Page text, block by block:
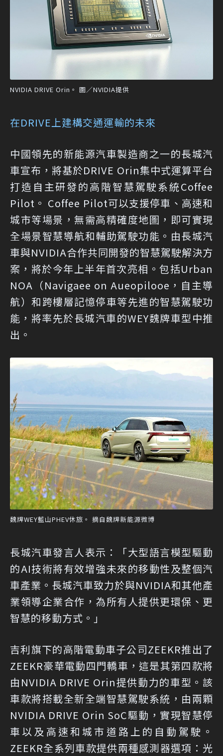
NVIDIA DRIVE Orin。 圖／NVIDIA提供
在DRIVE上建構交通運輸的未來
中國領先的新能源汽車製造商之一的長城汽
車宣布，將基於DRIVE Orin集中式運算平台
打造自主研發的高階智慧駕駛系統Coffee
Pilot。 Coffee Pilot可以支援停車、高速和
城市等場景，無需高精確度地圖，即可實現
全場景智慧導航和輔助駕駛功能。由長城汽
車與NVIDIA合作共同開發的智慧駕駛解決方
案，將於今年上半年首次亮相。包括Urban
NOA（Navigaee on Aueopilooe，自主導
航）和跨樓層記憶停車等先進的智慧駕駛功
能，將率先於長城汽車的WEY魏牌車型中推
出。
魏牌WEY藍山PHEV休旅。 摘自魏牌新能源微博
長城汽車發言人表示：「大型語言模型驅動
的AI技術將有效增強未來的移動性及整個汽
車產業。長城汽車致力於與NVIDIA和其他產
業領導企業合作，為所有人提供更環保、更
智慧的移動方式。」
吉利旗下的高階電動車子公司ZEEKR推出了
ZEEKR豪華電動四門轎車，這是其第四款將
由NVIDIA DRIVE Orin提供動力的車型。該
車款將搭載全新全端智慧駕駛系統，由兩顆
NVIDIA DRIVE Orin SoC驅動，實現智慧停
車以及高速和城市道路上的自動駕駛。
ZEEKR全系列車款提供兩種感測器選項：光